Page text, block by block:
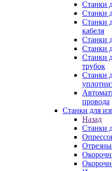
Станки
Станки
Станки
кабеля
Станки
Станки
Станки
трубок
Станки
провода
Станки для
Назад
Станки